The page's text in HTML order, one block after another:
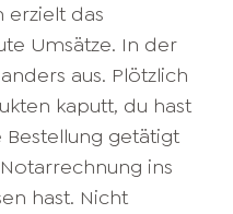
erzielt das
Umsätze. In der
aus. Plötzlich
kaputt, du hast
getätigt
ins
hast. Nicht